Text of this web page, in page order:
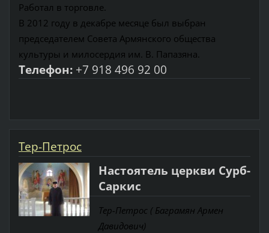
Работал в торговле.
В 2012 году в декабре месяце был выбран
председателем Совета Армянского общества
культуры и милосердия им. В. Папазяна.
Телефон:+7 918 496 92 00
Тер-Петрос
Настоятель церкви Сурб-
Саркис
Тер-Петрос ( Баграмян Армен
Давидович)